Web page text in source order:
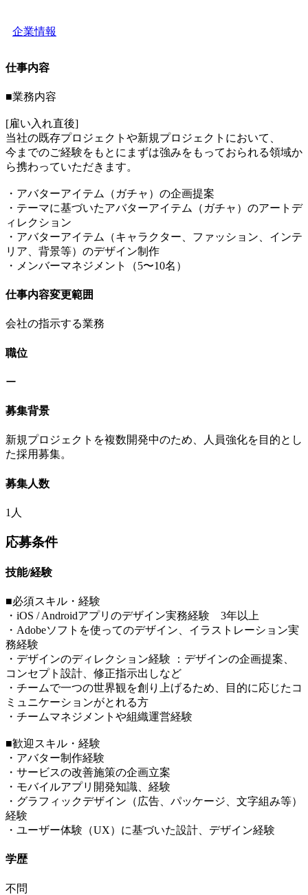
企業情報
仕事内容
■業務内容
[雇い入れ直後]
当社の既存プロジェクトや新規プロジェクトにおいて、
今までのご経験をもとにまずは強みをもっておられる領域か
ら携わっていただきます。
・アバターアイテム（ガチャ）の企画提案
・テーマに基づいたアバターアイテム（ガチャ）のアートデ
ィレクション
・アバターアイテム（キャラクター、ファッション、インテ
リア、背景等）のデザイン制作
・メンバーマネジメント（5〜10名）
仕事内容変更範囲
会社の指示する業務
職位
ー
募集背景
新規プロジェクトを複数開発中のため、人員強化を目的とし
た採用募集。
募集人数
1人
応募条件
技能/経験
■必須スキル・経験
・iOS / Androidアプリのデザイン実務経験 3年以上
・Adobeソフトを使ってのデザイン、イラストレーション実
務経験
・デザインのディレクション経験 ：デザインの企画提案、
コンセプト設計、修正指示出しなど
・チームで一つの世界観を創り上げるため、目的に応じたコ
ミュニケーションがとれる方
・チームマネジメントや組織運営経験
■歓迎スキル・経験
・アバター制作経験
・サービスの改善施策の企画立案
・モバイルアプリ開発知識、経験
・グラフィックデザイン（広告、パッケージ、文字組み等）
経験
・ユーザー体験（UX）に基づいた設計、デザイン経験
学歴
不問